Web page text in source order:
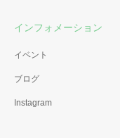
インフォメーション
イベント
ブログ
Instagram